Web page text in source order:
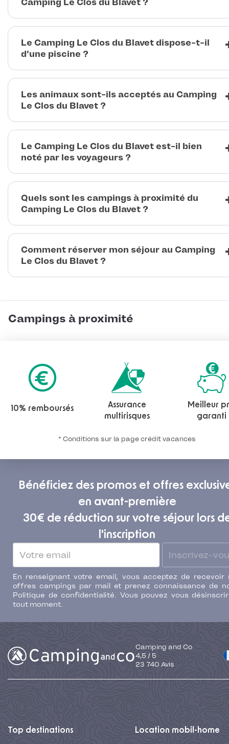
Camping Le Clos du Blavet ?
Le Camping Le Clos du Blavet dispose-t-il
d'une piscine ?
Les animaux sont-ils acceptés au Camping
Le Clos du Blavet ?
Le Camping Le Clos du Blavet est-il bien
noté par les voyageurs ?
Quels sont les campings à proximité du
Camping Le Clos du Blavet ?
Comment réserver mon séjour au Camping
Le Clos du Blavet ?
Campings à proximité
10% remboursés
Assurance
multirisques
Meilleur
garanti
* Conditions sur la page crédit vacances
Bénéficiez des promos et offres
en avant-première
30€ de réduction sur votre séjour lors
l'inscription
Inscrivez-
En renseignant votre email, vous acceptez de recevoir
offres campings par mail et prenez connaissance de
Politique de confidentialité. Vous pouvez vous
tout moment.
Camping and Co
4,5 / 5
23 740 Avis
Top destinations Location mobil-home